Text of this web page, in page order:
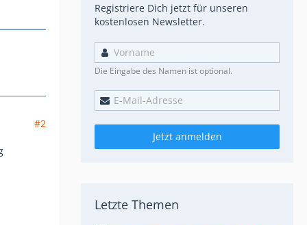
#2
Registriere Dich jetzt für unseren
kostenlosen Newsletter.
Die Eingabe des Namen ist optional.
Jetzt anmelden
Letzte Themen